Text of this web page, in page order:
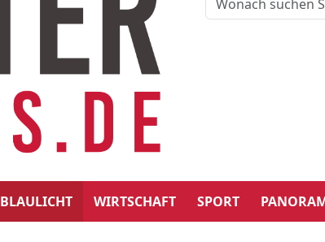
BLAULICHT WIRTSCHAFT SPORT